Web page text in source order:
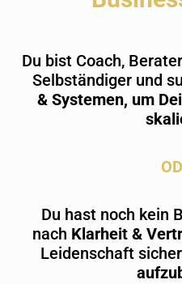
Du bist Coach,
Selbständiger und
& Systemen, um
Du hast noch kein
nach Klarheit &
Leidenschaft